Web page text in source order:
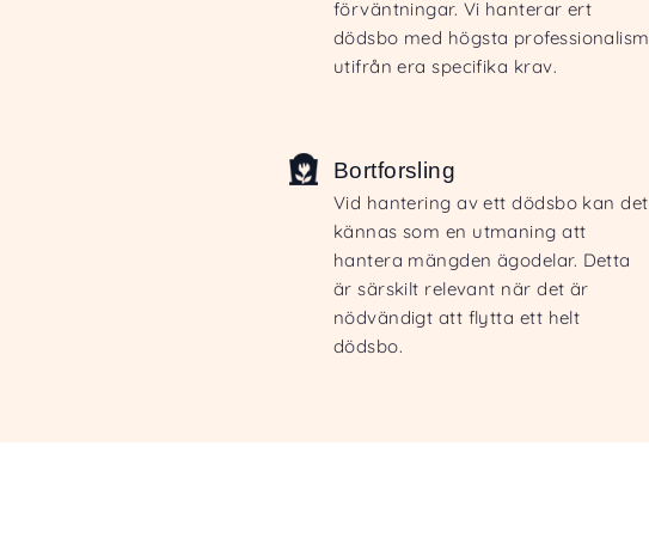
förväntningar. Vi hanterar ert
dödsbo med högsta professionalism
utifrån era specifika krav.
Bortforsling
Vid hantering av ett dödsbo kan det
kännas som en utmaning att
hantera mängden ägodelar. Detta
är särskilt relevant när det är
nödvändigt att flytta ett helt
dödsbo.